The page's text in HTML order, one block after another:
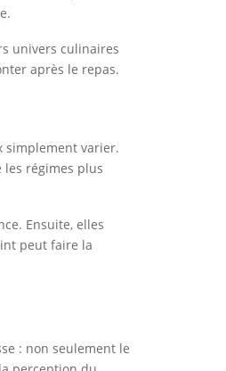
univers culinaires
après le repas.
simplement varier.
les régimes plus
Ensuite, elles
peut faire la
: non seulement le